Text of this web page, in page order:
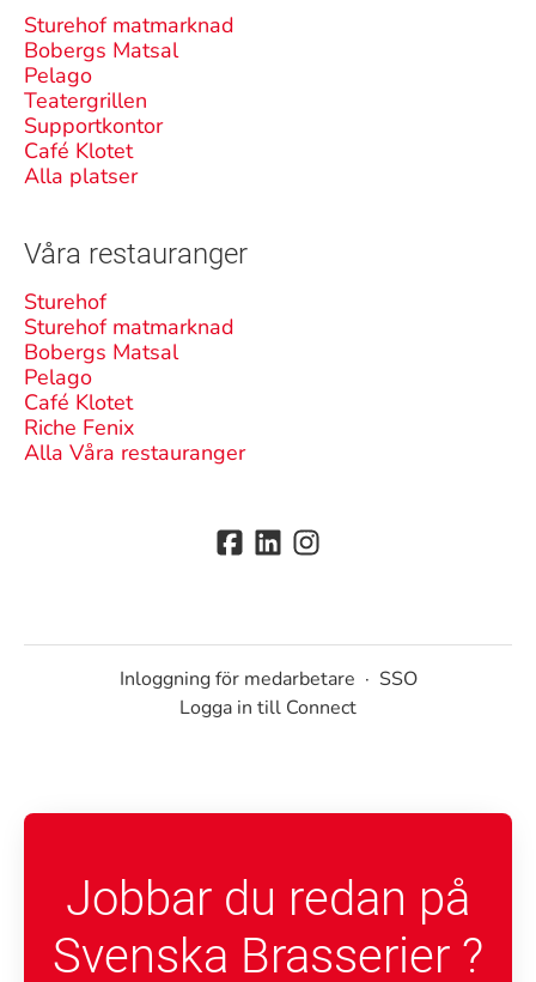
Sturehof matmarknad
Bobergs Matsal
Pelago
Teatergrillen
Supportkontor
Café Klotet
Alla platser
Våra restauranger
Sturehof
Sturehof matmarknad
Bobergs Matsal
Pelago
Café Klotet
Riche Fenix
Alla Våra restauranger
Inloggning för medarbetare · SSO
Logga in till Connect
Jobbar du redan på
Svenska Brasserier ?